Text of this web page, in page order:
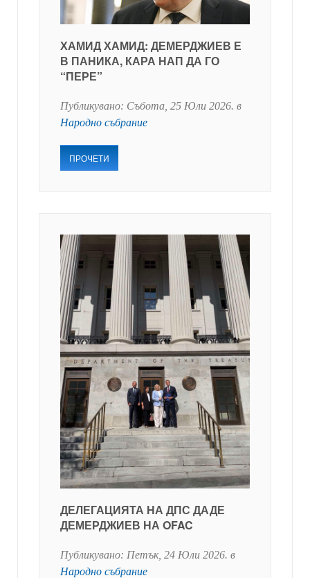
ХАМИД ХАМИД: ДЕМЕРДЖИЕВ Е
В ПАНИКА, КАРА НАП ДА ГО
“ПЕРЕ”
Публикувано: Събота, 25 Юли 2026. в
Народно събрание
ПРОЧЕТИ
ДЕЛЕГАЦИЯТА НА ДПС ДАДЕ
ДЕМЕРДЖИЕВ НА OFAC
Публикувано: Петък, 24 Юли 2026. в
Народно събрание